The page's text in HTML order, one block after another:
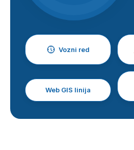
Vozni red
Web GIS linija